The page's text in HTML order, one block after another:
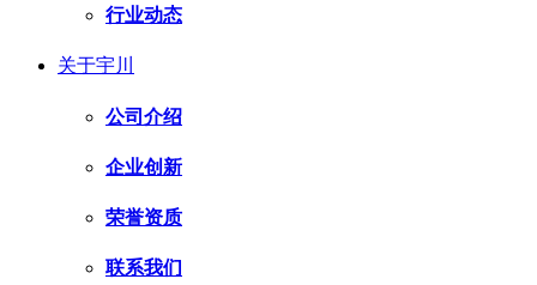
行业动态
关于宇川
公司介绍
企业创新
荣誉资质
联系我们